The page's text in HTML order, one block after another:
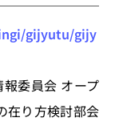
gijyutu/gijy
委員会 オープ
在り方検討部会